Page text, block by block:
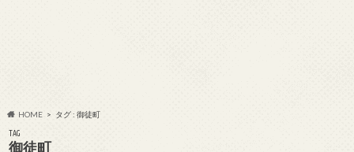
HOME タグ : 御徒町
TAG
御徒町